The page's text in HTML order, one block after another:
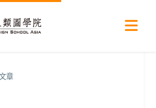
章